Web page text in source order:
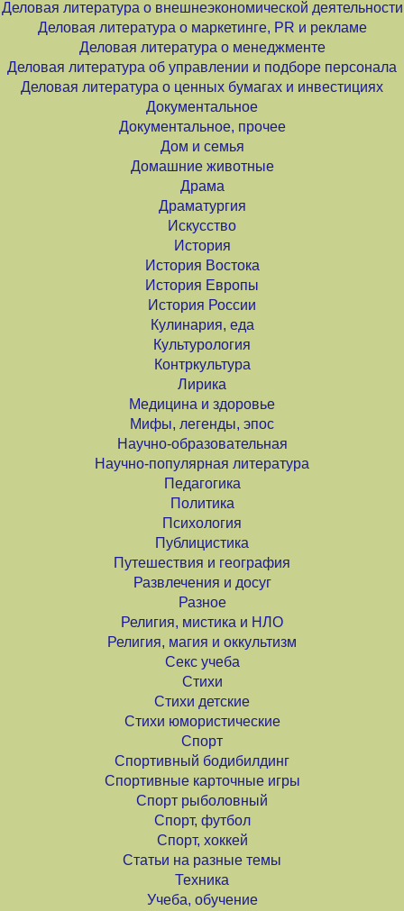
Деловая литература о внешнеэкономической деятельности
Деловая литература о маркетинге, PR и рекламе
Деловая литература о менеджменте
Деловая литература об управлении и подборе персонала
Деловая литература о ценных бумагах и инвестициях
Документальное
Документальное, прочее
Дом и семья
Домашние животные
Драма
Драматургия
Искусство
История
История Востока
История Европы
История России
Кулинария, еда
Культурология
Контркультура
Лирика
Медицина и здоровье
Мифы, легенды, эпос
Научно-образовательная
Научно-популярная литература
Педагогика
Политика
Психология
Публицистика
Путешествия и география
Развлечения и досуг
Разное
Религия, мистика и НЛО
Религия, магия и оккультизм
Секс учеба
Стихи
Стихи детские
Стихи юмористические
Спорт
Спортивный бодибилдинг
Спортивные карточные игры
Спорт рыболовный
Спорт, футбол
Спорт, хоккей
Статьи на разные темы
Техника
Учеба, обучение